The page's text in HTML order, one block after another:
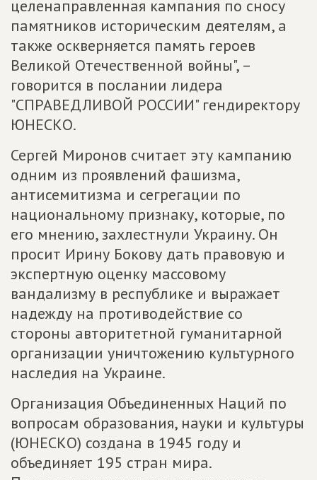
целенаправленная кампания по сносу
памятников историческим деятелям, а
также оскверняется память героев
Великой Отечественной войны", –
говорится в послании лидера
"СПРАВЕДЛИВОЙ РОССИИ" гендиректору
ЮНЕСКО.
Сергей Миронов считает эту кампанию
одним из проявлений фашизма,
антисемитизма и сегрегации по
национальному признаку, которые, по
его мнению, захлестнули Украину. Он
просит Ирину Бокову дать правовую и
экспертную оценку массовому
вандализму в республике и выражает
надежду на противодействие со
стороны авторитетной гуманитарной
организации уничтожению культурного
наследия на Украине.
Организация Объединенных Наций по
вопросам образования, науки и культуры
(ЮНЕСКО) создана в 1945 году и
объединяет 195 стран мира.